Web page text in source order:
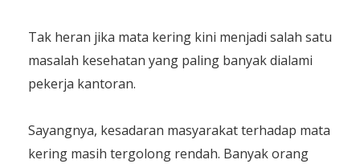
Tak heran jika mata kering kini menjadi salah satu
masalah kesehatan yang paling banyak dialami
pekerja kantoran.
Sayangnya, kesadaran masyarakat terhadap mata
kering masih tergolong rendah. Banyak orang